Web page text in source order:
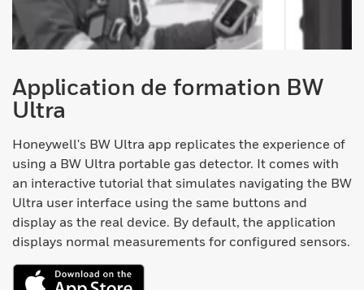
Application de formation BW
Ultra
Honeywell's BW Ultra app replicates the experience of
using a BW Ultra portable gas detector. It comes with
an interactive tutorial that simulates navigating the BW
Ultra user interface using the same buttons and
display as the real device. By default, the application
displays normal measurements for configured sensors.